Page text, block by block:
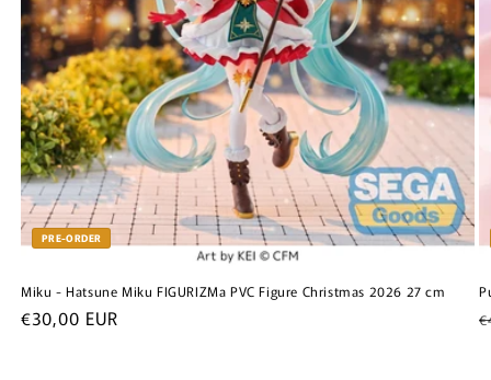
PRE-ORDER
Miku - Hatsune Miku FIGURIZMa PVC Figure Christmas 2026 27 cm
Normale
€30,00 EUR